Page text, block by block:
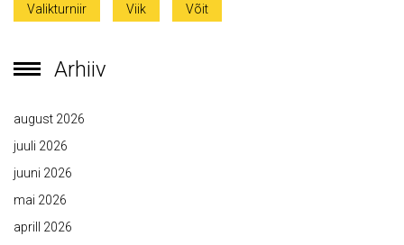
Valikturniir Viik Võit
Arhiiv
august 2026
juuli 2026
juuni 2026
mai 2026
aprill 2026